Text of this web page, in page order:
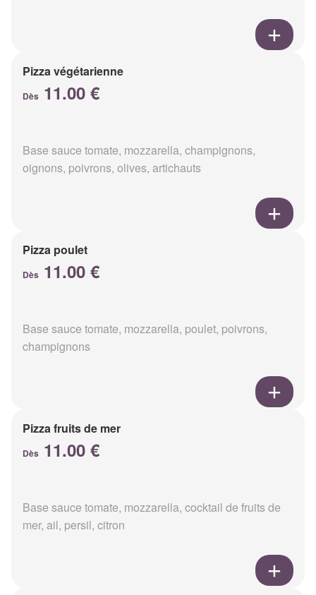
Pizza végétarienne
Dès 11.00 €
Base sauce tomate, mozzarella, champignons,
oignons, poivrons, olives, artichauts
Pizza poulet
Dès 11.00 €
Base sauce tomate, mozzarella, poulet, poivrons,
champignons
Pizza fruits de mer
Dès 11.00 €
Base sauce tomate, mozzarella, cocktail de fruits de
mer, ail, persil, citron